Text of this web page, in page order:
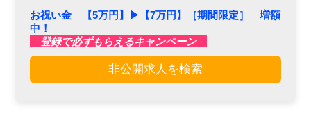
お祝い金 【5万円】▶︎【7万円】［期間限定］ 増額
中！
登録で必ずもらえるキャンペーン
非公開求人を検索